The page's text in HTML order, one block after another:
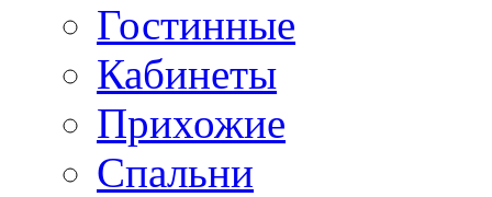
Гостинные
Кабинеты
Прихожие
Спальни